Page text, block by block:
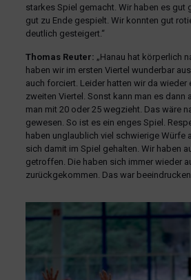
starkes Spiel gemacht. Wir haben es gut
gut zu Ende gespielt. Wir konnten gut
deutlich gesteigert.“
Thomas Reuter: „Hanau hat körperlich
haben wir im ersten Viertel wunderbar
auch forciert. Leider hatten wir da wieder
zweiten Viertel. Sonst kann man es dann
man mit 20 oder 25 wegzieht. Das wäre
gewesen. So ist es ein enges Spiel.
haben unglaublich viel schwierige Würfe
sich damit im Spiel gehalten. Wir haben
getroffen. Die haben sich immer wieder
zurückgekommen. Das war